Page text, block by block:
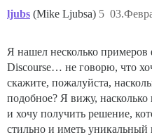
ljubs (Mike Ljubsa) 5
Я нашел несколько примеров
Discourse… не говорю, что
скажите, пожалуйста,
подобное? Я вижу, насколько
и хочу получить решение,
стильно и иметь уникальный